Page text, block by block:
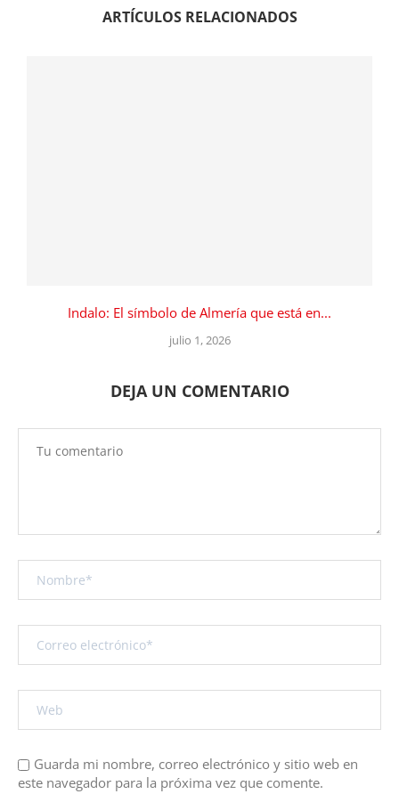
ARTÍCULOS RELACIONADOS
Indalo: El símbolo de Almería que está en...
julio 1, 2026
DEJA UN COMENTARIO
Guarda mi nombre, correo electrónico y sitio web en
este navegador para la próxima vez que comente.